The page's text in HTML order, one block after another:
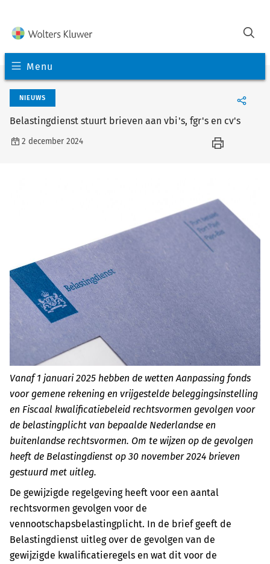
Menu
NIEUWS
Belastingdienst stuurt brieven aan vbi's, fgr's en cv's
2 december 2024
Vanaf 1 januari 2025 hebben de wetten Aanpassing fonds
voor gemene rekening en vrijgestelde beleggingsinstelling
en Fiscaal kwalificatiebeleid rechtsvormen gevolgen voor
de belastingplicht van bepaalde Nederlandse en
buitenlandse rechtsvormen. Om te wijzen op de gevolgen
heeft de Belastingdienst op 30 november 2024 brieven
gestuurd met uitleg.
De gewijzigde regelgeving heeft voor een aantal
rechtsvormen gevolgen voor de
vennootschapsbelastingplicht. In de brief geeft de
Belastingdienst uitleg over de gevolgen van de
gewijzigde kwalificatieregels en wat dit voor de